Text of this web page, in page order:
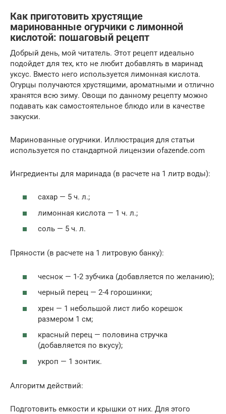
Как приготовить хрустящие
маринованные огурчики с лимонной
кислотой: пошаговый рецепт
Добрый день, мой читатель. Этот рецепт идеально
подойдет для тех, кто не любит добавлять в маринад
уксус. Вместо него используется лимонная кислота.
Огурцы получаются хрустящими, ароматными и отлично
хранятся всю зиму. Овощи по данному рецепту можно
подавать как самостоятельное блюдо или в качестве
закуски.
Маринованные огурчики. Иллюстрация для статьи
используется по стандартной лицензии ofazende.com
Ингредиенты для маринада (в расчете на 1 литр воды):
сахар — 5 ч. л.;
лимонная кислота — 1 ч. л.;
соль — 5 ч. л.
Пряности (в расчете на 1 литровую банку):
чеснок — 1-2 зубчика (добавляется по желанию);
черный перец — 2-4 горошинки;
хрен — 1 небольшой лист либо корешок
размером 1 см;
красный перец — половина стручка
(добавляется по вкусу);
укроп — 1 зонтик.
Алгоритм действий:
Подготовить емкости и крышки от них. Для этого